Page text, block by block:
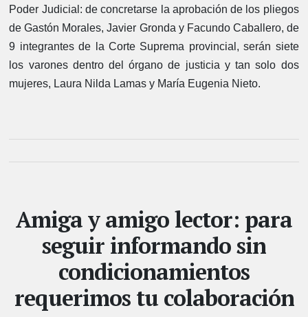
Poder Judicial: de concretarse la aprobación de los pliegos
de Gastón Morales, Javier Gronda y Facundo Caballero, de
9 integrantes de la Corte Suprema provincial, serán siete
los varones dentro del órgano de justicia y tan solo dos
mujeres, Laura Nilda Lamas y María Eugenia Nieto.
Amiga y amigo lector: para
seguir informando sin
condicionamientos
requerimos tu colaboración